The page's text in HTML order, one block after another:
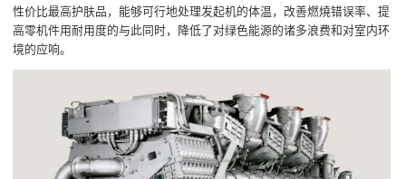
性价比最高护肤品，能够可行地处理发起机的体温，改善燃燒错误率、提
高零机件用耐用度的与此同时，降低了对绿色能源的诸多浪费和对室内环
境的应响。